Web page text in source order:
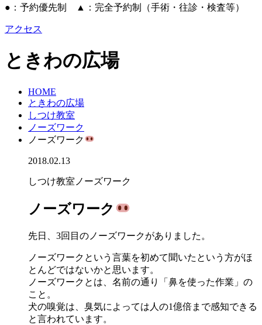
●：予約優先制 ▲：完全予約制（手術・往診・検査等）
アクセス
ときわの広場
HOME
ときわの広場
しつけ教室
ノーズワーク
ノーズワーク
2018.02.13
しつけ教室 ノーズワーク
ノーズワーク
先日、3回目のノーズワークがありました。
ノーズワークという言葉を初めて聞いたという方がほ
とんどではないかと思います。
ノーズワークとは、名前の通り「鼻を使った作業」の
こと。
犬の嗅覚は、臭気によっては人の1億倍まで感知できる
と言われています。